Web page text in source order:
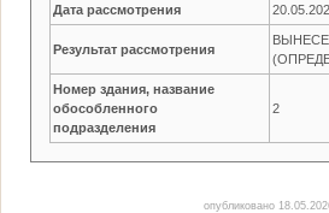
Дата рассмотрения
Результат рассмотрения
Номер здания, название
обособленного
подразделения
2
опубликовано